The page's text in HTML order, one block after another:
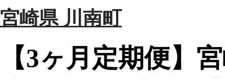
宮崎県 川南町
【3ヶ月定期便】